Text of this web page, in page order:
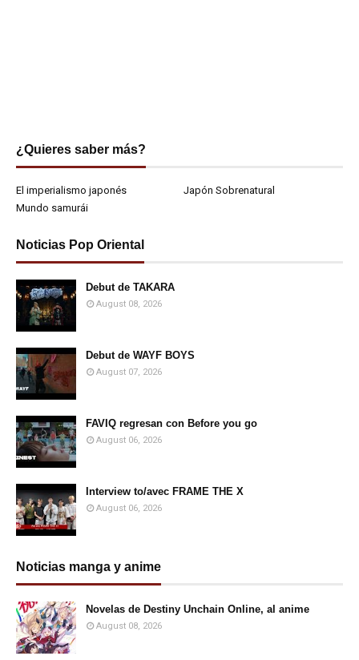
¿Quieres saber más?
El imperialismo japonés
Japón Sobrenatural
Mundo samurái
Noticias Pop Oriental
Debut de TAKARA
August 08, 2026
Debut de WAYF BOYS
August 07, 2026
FAVIQ regresan con Before you go
August 06, 2026
Interview to/avec FRAME THE X
August 06, 2026
Noticias manga y anime
Novelas de Destiny Unchain Online, al anime
August 08, 2026